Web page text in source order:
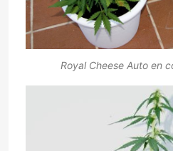
Royal Cheese Auto en